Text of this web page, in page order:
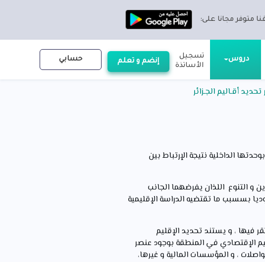
متوفر مجانا على:
دروس
تسجيل
الأساتذة
إنضم و تعلم حسابي
أقـاليم الجـزائر
الداخلية نتيجة الإرتباط بين
و التنوع اللذان يفرضهما الجانب
بسسبب ما تقتضيه الدراسة الإقليمية
فيها ، و يستند تحديد الإقليم
الإقتصادي في المنطقة بوجود عنصر
، و المؤسسات المالية و غيرها،